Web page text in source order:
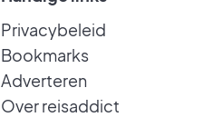
Privacybeleid
Bookmarks
Adverteren
Over reisaddict